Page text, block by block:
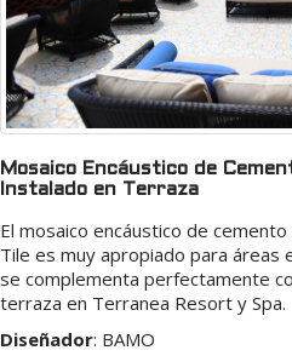
Mosaico Encáustico de
Instalado en Terraza
El mosaico encáustico de
Tile es muy apropiado para
se complementa perfectamente
terraza en Terranea Resort y Spa.
Diseñador: BAMO